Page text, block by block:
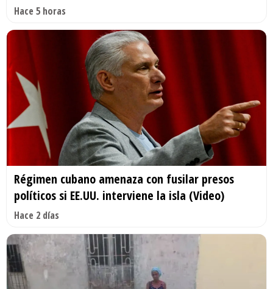
Hace 5 horas
Régimen cubano amenaza con fusilar presos
políticos si EE.UU. interviene la isla (Video)
Hace 2 días